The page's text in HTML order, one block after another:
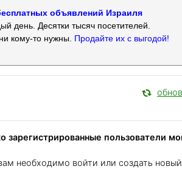
объявлений Израиля
день. Десятки тысяч посетителей.
кому-то нужны. Продайте их с выгодой!
пользователи
необходимо войти или создать новый